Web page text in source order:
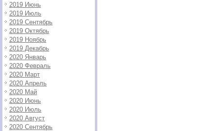
2019 Июнь
2019 Июль
2019 Сентябрь
2019 Октябрь
2019 Ноябрь
2019 Декабрь
2020 Январь
2020 Февраль
2020 Март
2020 Апрель
2020 Май
2020 Июнь
2020 Июль
2020 Август
2020 Сентябрь